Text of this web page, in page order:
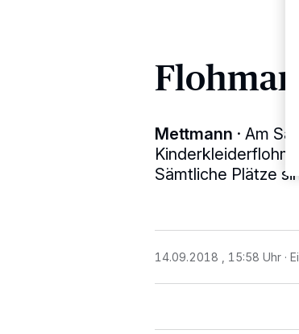
Mettmann · Am
Sämtliche Plätze
14.09.2018 , 15:58 Uhr